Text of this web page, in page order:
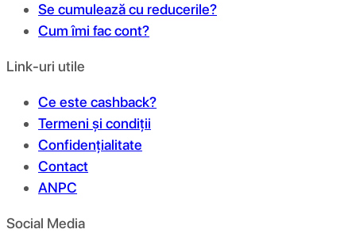
Se cumulează cu reducerile?
Cum îmi fac cont?
Link-uri utile
Ce este cashback?
Termeni și condiții
Confidențialitate
Contact
ANPC
Social Media